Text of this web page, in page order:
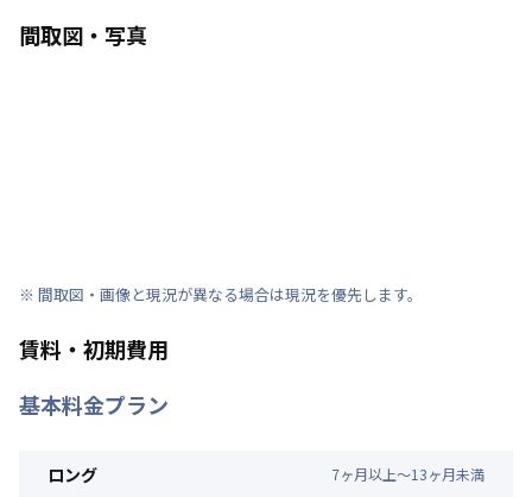
間取図・写真
※ 間取図・画像と現況が異なる場合は現況を優先します。
賃料・初期費用
基本料金プラン
ロング 7ヶ月以上～13ヶ月未満